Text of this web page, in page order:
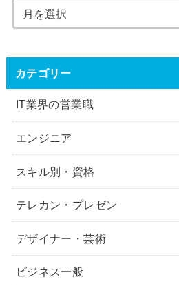
カテゴリー
IT業界の営業職
エンジニア
スキル別・資格
テレカン・プレゼン
デザイナー・芸術
ビジネス一般